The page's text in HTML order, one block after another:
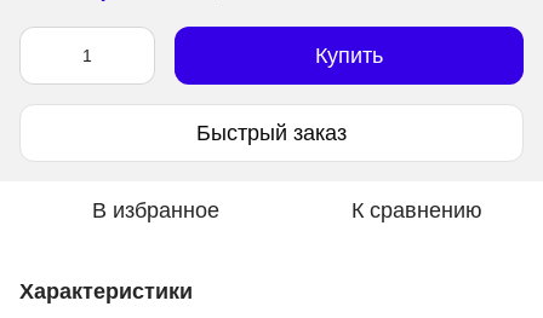
Купить
Быстрый заказ
В избранное К сравнению
Характеристики